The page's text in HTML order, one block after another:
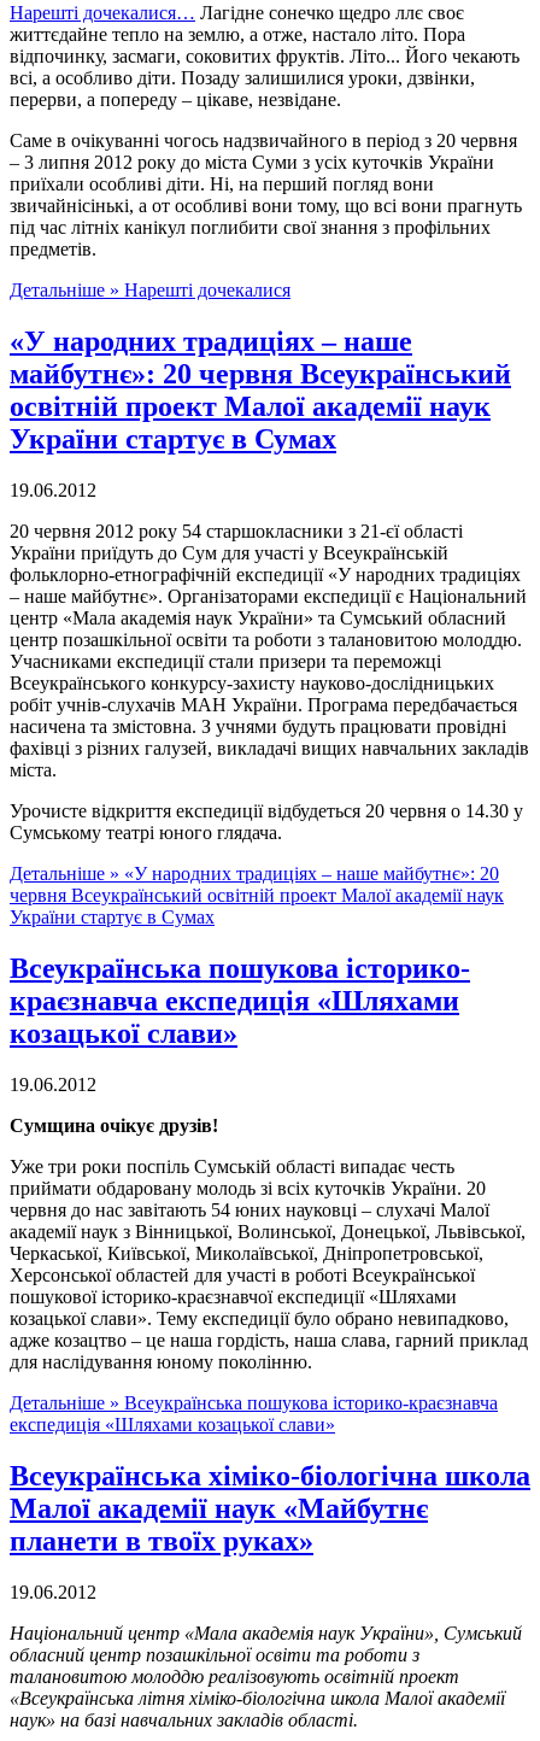
Нарешті дочекалися… Лагідне сонечко щедро ллє своє
життєдайне тепло на землю, а отже, настало літо. Пора
відпочинку, засмаги, соковитих фруктів. Літо... Його чекають
всі, а особливо діти. Позаду залишилися уроки, дзвінки,
перерви, а попереду – цікаве, незвідане.
Саме в очікуванні чогось надзвичайного в період з 20 червня
– 3 липня 2012 року до міста Суми з усіх куточків України
приїхали особливі діти. Ні, на перший погляд вони
звичайнісінькі, а от особливі вони тому, що всі вони прагнуть
під час літніх канікул поглибити свої знання з профільних
предметів.
Детальніше » Нарешті дочекалися
«У народних традиціях – наше
майбутнє»: 20 червня Всеукраїнський
освітній проект Малої академії наук
України стартує в Сумах
19.06.2012
20 червня 2012 року 54 старшокласники з 21-єї області
України приїдуть до Сум для участі у Всеукраїнській
фольклорно-етнографічній експедиції «У народних традиціях
– наше майбутнє». Організаторами експедиції є Національний
центр «Мала академія наук України» та Сумський обласний
центр позашкільної освіти та роботи з талановитою молоддю.
Учасниками експедиції стали призери та переможці
Всеукраїнського конкурсу-захисту науково-дослідницьких
робіт учнів-слухачів МАН України. Програма передбачається
насичена та змістовна. З учнями будуть працювати провідні
фахівці з різних галузей, викладачі вищих навчальних закладів
міста.
Урочисте відкриття експедиції відбудеться 20 червня о 14.30 у
Сумському театрі юного глядача.
Детальніше » «У народних традиціях – наше майбутнє»: 20
червня Всеукраїнський освітній проект Малої академії наук
України стартує в Сумах
Всеукраїнська пошукова історико-
краєзнавча експедиція «Шляхами
козацької слави»
19.06.2012
Сумщина очікує друзів!
Уже три роки поспіль Сумській області випадає честь
приймати обдаровану молодь зі всіх куточків України. 20
червня до нас завітають 54 юних науковці – слухачі Малої
академії наук з Вінницької, Волинської, Донецької, Львівської,
Черкаської, Київської, Миколаївської, Дніпропетровської,
Херсонської областей для участі в роботі Всеукраїнської
пошукової історико-краєзнавчої експедиції «Шляхами
козацької слави». Тему експедиції було обрано невипадково,
адже козацтво – це наша гордість, наша слава, гарний приклад
для наслідування юному поколінню.
Детальніше » Всеукраїнська пошукова історико-краєзнавча
експедиція «Шляхами козацької слави»
Всеукраїнська хіміко-біологічна школа
Малої академії наук «Майбутнє
планети в твоїх руках»
19.06.2012
Національний центр «Мала академія наук України», Сумський
обласний центр позашкільної освіти та роботи з
талановитою молоддю реалізовують освітній проект
«Всеукраїнська літня хіміко-біологічна школа Малої академії
наук» на базі навчальних закладів області.